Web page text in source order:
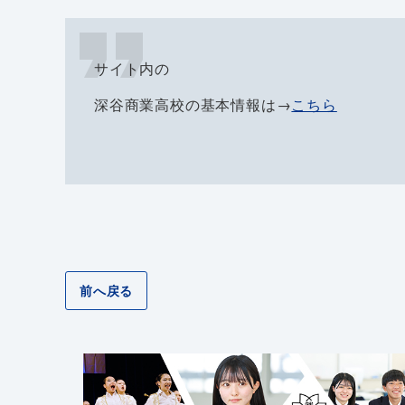
サイト内の
深谷商業高校の基本情報は→こちら
前へ戻る